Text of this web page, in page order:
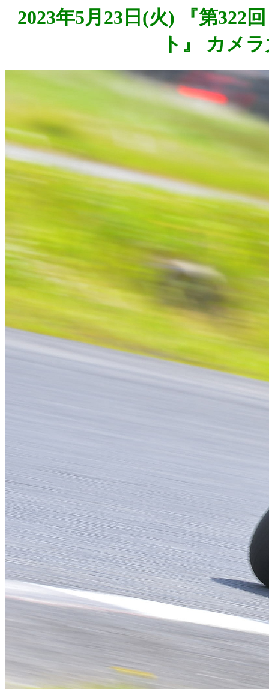
2023年5月23日(火) 『第322
ト』 カメ